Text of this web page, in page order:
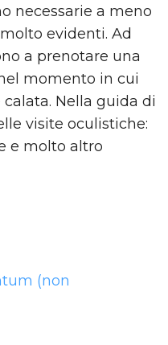
necessarie a meno
evidenti. Ad
a prenotare una
momento in cui
Nella guida di
visite oculistiche:
e molto altro
(non